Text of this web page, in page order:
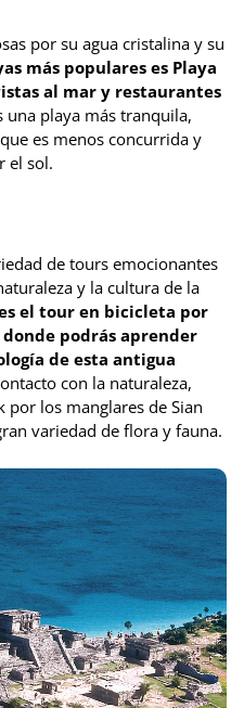
por su agua cristalina y su
más populares es Playa
al mar y restaurantes
una playa más tranquila,
es menos concurrida y
el sol.
de tours emocionantes
y la cultura de la
el tour en bicicleta por
podrás aprender
de esta antigua
con la naturaleza,
por los manglares de Sian
variedad de flora y fauna.